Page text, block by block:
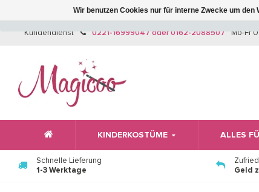
Kundendienst 0221-16999047 oder 0162-2088507 Mo-Fr
KINDERKOSTÜME ALLES
Schnelle Lieferung
1-3 Werktage
Geld
Wir benutzen Cookies nur für interne Zwecke um